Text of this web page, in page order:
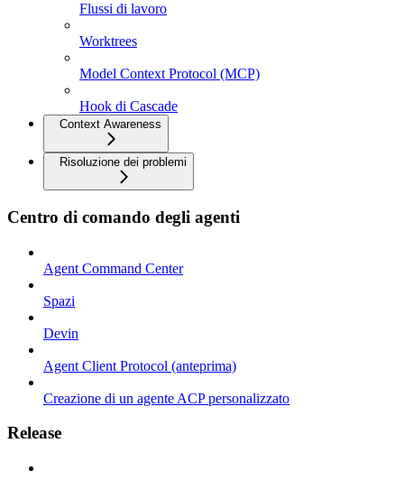
Flussi di lavoro
Worktrees
Model Context Protocol (MCP)
Hook di Cascade
Context Awareness
Risoluzione dei problemi
Centro di comando degli agenti
Agent Command Center
Spazi
Devin
Agent Client Protocol (anteprima)
Creazione di un agente ACP personalizzato
Release